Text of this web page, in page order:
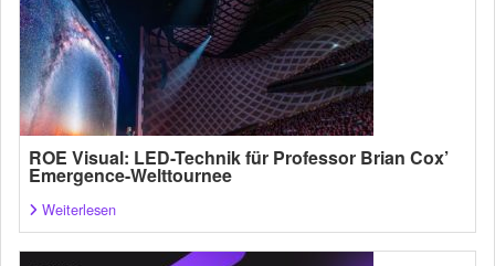
ROE Visual: LED-Technik für Professor Brian Cox’
Emergence-Welttournee
Weiterlesen